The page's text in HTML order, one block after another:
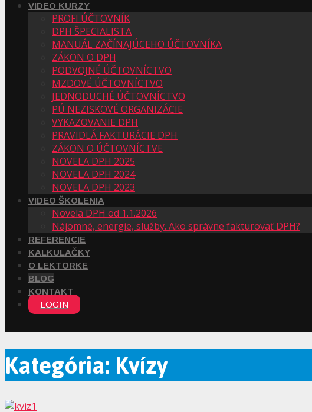
VIDEO KURZY
PROFI ÚČTOVNÍK
DPH ŠPECIALISTA
MANUÁL ZAČÍNAJÚCEHO ÚČTOVNÍKA
ZÁKON O DPH
PODVOJNÉ ÚČTOVNÍCTVO
MZDOVÉ ÚČTOVNÍCTVO
JEDNODUCHÉ ÚČTOVNÍCTVO
PÚ NEZISKOVÉ ORGANIZÁCIE
VYKAZOVANIE DPH
PRAVIDLÁ FAKTURÁCIE DPH
ZÁKON O ÚČTOVNÍCTVE
NOVELA DPH 2025
NOVELA DPH 2024
NOVELA DPH 2023
VIDEO ŠKOLENIA
Novela DPH od 1.1.2026
Nájomné, energie, služby. Ako správne fakturovať DPH?
REFERENCIE
KALKULAČKY
O LEKTORKE
BLOG
KONTAKT
LOGIN
Kategória: Kvízy